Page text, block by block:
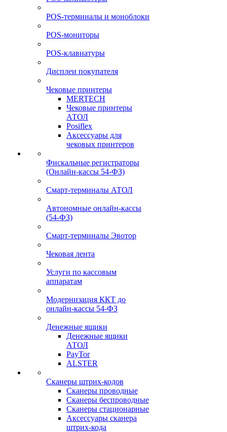
POS-терминалы и моноблоки
POS-мониторы
POS-клавиатуры
Дисплеи покупателя
Чековые принтеры
MERTECH
Чековые принтеры
АТОЛ
Posiflex
Аксессуары для
чековых принтеров
Фискальные регистраторы
(Онлайн-кассы 54-ФЗ)
Смарт-терминалы АТОЛ
Автономные онлайн-кассы
(54-ФЗ)
Смарт-терминалы Эвотор
Чековая лента
Услуги по кассовым
аппаратам
Модернизация ККТ до
онлайн-кассы 54-ФЗ
Денежные ящики
Денежные ящики
АТОЛ
PayTor
ALSTER
Сканеры штрих-кодов
Сканеры проводные
Сканеры беспроводные
Сканеры стационарные
Аксессуары сканера
штрих-кода